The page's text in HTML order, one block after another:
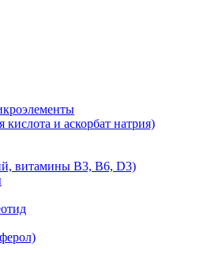
и аскорбат натрия)
витамины B3, B6, D3)